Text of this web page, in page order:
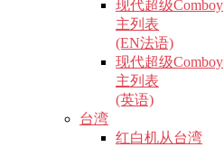
现代超级Comboy
主列表
(EN法语)
现代超级Comboy
主列表
(英语)
台湾
红白机从台湾